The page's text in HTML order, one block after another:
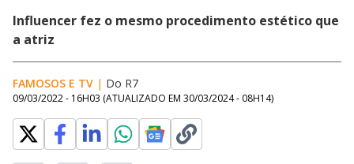
Influencer fez o mesmo procedimento estético que
a atriz
FAMOSOS E TV | Do R7
09/03/2022 - 16H03 (ATUALIZADO EM 30/03/2024 - 08H14)